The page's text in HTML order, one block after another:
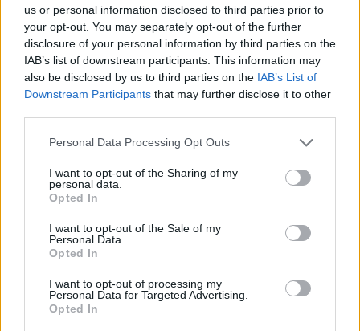
us or personal information disclosed to third parties prior to
your opt-out. You may separately opt-out of the further
disclosure of your personal information by third parties on the
IAB’s list of downstream participants. This information may
also be disclosed by us to third parties on the IAB’s List of
Downstream Participants that may further disclose it to other
Personal Data Processing Opt Outs
I want to opt-out of the Sharing of my
personal data.
Opted In
I want to opt-out of the Sale of my
Personal Data.
Opted In
I want to opt-out of processing my
Personal Data for Targeted Advertising.
Opted In
de la Running Sèries Terres de l’Ebre
maig 9, 2026
Campredó acull la quarta prova dels
recorreguts
maig 9, 2026
El Cantaires amb baixes rep al CB
Altaba amb la selecció catalana sub-16
d’atletisme